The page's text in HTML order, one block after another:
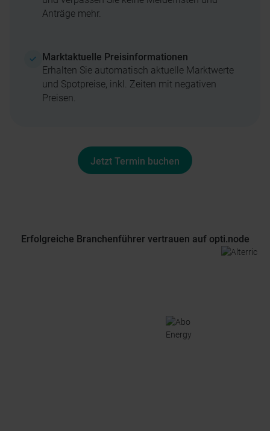
Anträge mehr.
Marktaktuelle Preisinformationen
Erhalten Sie automatisch aktuelle Marktwerte
und Spotpreise, inkl. Zeiten mit negativen
Preisen.
Jetzt Termin buchen
Erfolgreiche Branchenführer vertrauen auf opti.node